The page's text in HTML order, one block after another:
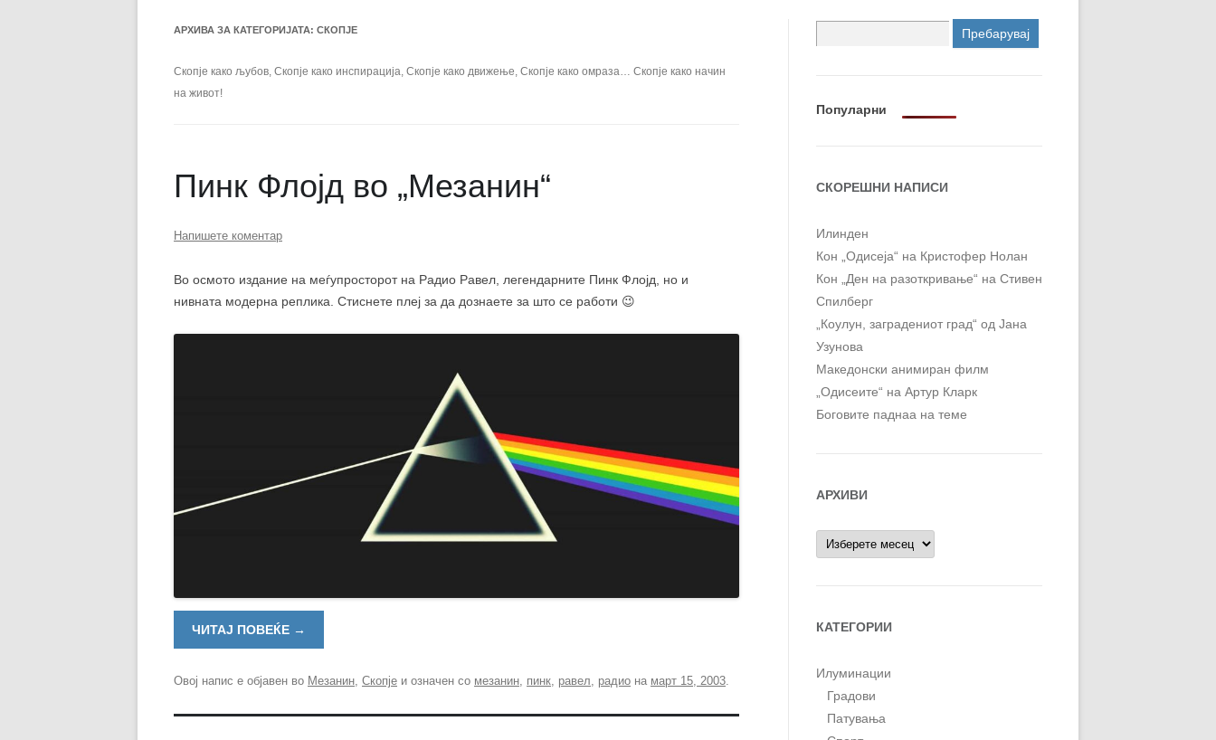
БАЛКАНСКИ ФИЛМ
ЕВРОПСКИ ФИЛМ
ФЕСТИВАЛИ
АРХИВА ЗА КАТЕГОРИЈАТА: СКОПЈЕ
Скопје како љубов, Скопје како инспирација, Скопје како движење, Скопје како омраза… Скопје како начин
на живот!
Пинк Флојд во „Мезанин“
Напишете коментар
Во осмото издание на меѓупросторот на Радио Равел, легендарните Пинк Флојд, но и
нивната модерна реплика. Стиснете плеј за да дознаете за што се работи 😉
ЧИТАЈ ПОВЕЌЕ →
Овој напис е објавен во Мезанин Скопје и означен со мезанин пинк равел радио на март 15, 2003
за:
Популарни
СКОРЕШНИ НАПИСИ
Илинден
Кон „Одисеја“ на Кристофер Нолан
Кон „Ден на разоткривање“ на Стивен
Спилберг
„Коулун, заградениот град“ од Јана
Узунова
Македонски анимиран филм
„Одисеите“ на Артур Кларк
Боговите паднаа на теме
АРХИВИ
Архиви
КАТЕГОРИИ
Илуминации
Градови
Патувања